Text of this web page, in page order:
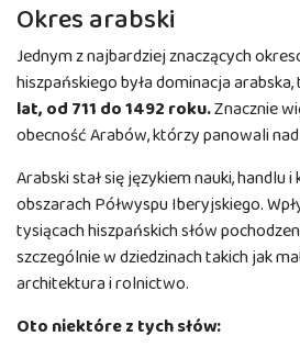
Okres arabski
Jednym z najbardziej znaczących
hiszpańskiego była dominacja
lat, od 711 do 1492 roku.Znacznie
obecność Arabów, którzy panowali nad
Arabski stał się językiem nauki, handlu
obszarach Półwyspu Iberyjskiego.
tysiącach hiszpańskich słów
szczególnie w dziedzinach takich jak
architektura i rolnictwo.
Oto niektóre z tych słów: